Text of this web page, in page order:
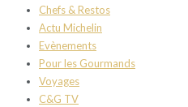
Chefs & Restos
Actu Michelin
Evènements
Pour les Gourmands
Voyages
C&G TV